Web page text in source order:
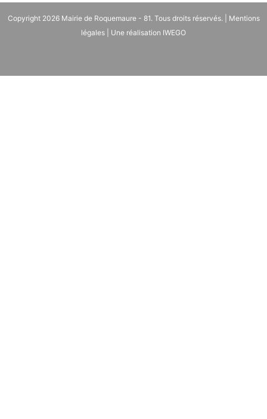
Copyright 2026 Mairie de Roquemaure - 81. Tous droits réservés. | Mentions
légales | Une réalisation IWEGO